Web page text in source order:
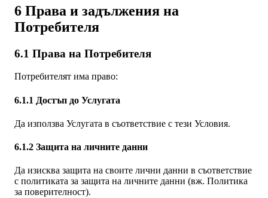
6 Права и задължения на
Потребителя
6.1 Права на Потребителя
Потребителят има право:
6.1.1 Достъп до Услугата
Да използва Услугата в съответствие с тези Условия.
6.1.2 Защита на личните данни
Да изисква защита на своите лични данни в съответствие
с политиката за защита на личните данни (вж. Политика
за поверителност).